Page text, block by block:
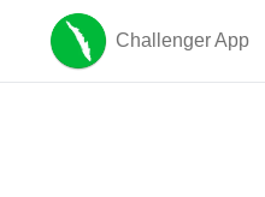
Challenger App